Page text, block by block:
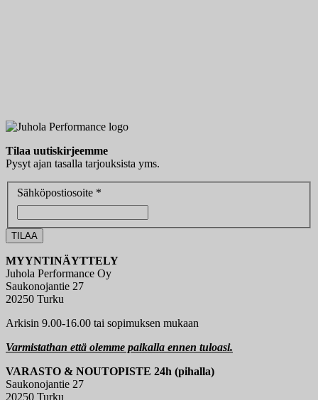
Tilaa uutiskirjeemme
Pysyt ajan tasalla tarjouksista yms.
Sähköpostiosoite *
MYYNTINÄYTTELY
Juhola Performance Oy
Saukonojantie 27
20250 Turku
Arkisin 9.00-16.00 tai sopimuksen mukaan
Varmistathan että olemme paikalla ennen tuloasi.
VARASTO & NOUTOPISTE 24h (pihalla)
Saukonojantie 27
20250 Turku